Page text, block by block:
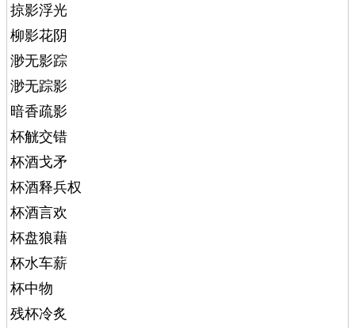
掠影浮光
柳影花阴
渺无影踪
渺无踪影
暗香疏影
杯觥交错
杯酒戈矛
杯酒释兵权
杯酒言欢
杯盘狼藉
杯水车薪
杯中物
残杯冷炙